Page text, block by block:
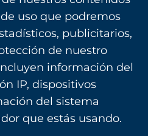
uso que podremos
publicitarios,
de nuestro
información del
IP, dispositivos
del sistema
que estás usando.